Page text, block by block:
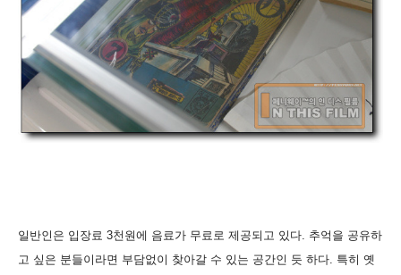
일반인은 입장료 3천원에 음료가 무료로 제공되고 있다. 추억을 공유하
고 싶은 분들이라면 부담없이 찾아갈 수 있는 공간인 듯 하다. 특히 옛